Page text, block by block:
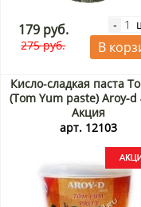
179 руб.
275 руб.
-
В
Кисло-сладкая паста
(Tom Yum paste) Aroy-d
Акция
арт. 12103